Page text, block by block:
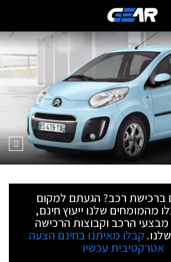
ברכישת רכב? הגעתם למקום
מהמומחים שלנו ייעוץ חינם,
מבצעי הרכב וקבוצות הרכישה
קבלו מאיתנו בחינם הצעה
אטרקטיבית עכשיו